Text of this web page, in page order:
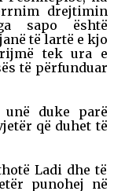
drejtimin
sapo është
të lartë e kjo
tek ura e
të përfunduar
duke parë
që duhet të
Ladi dhe të
punohej në